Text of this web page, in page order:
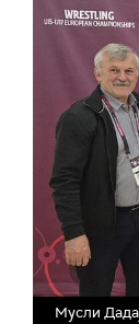
Мусли